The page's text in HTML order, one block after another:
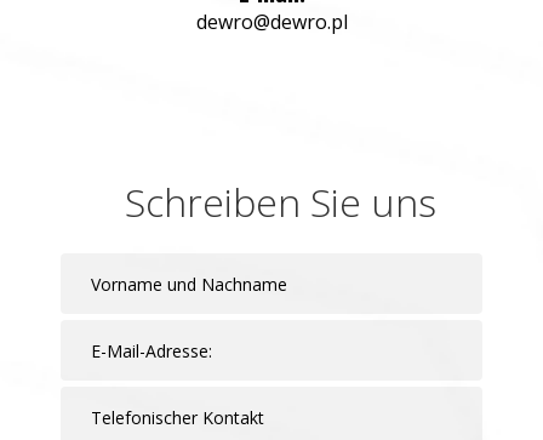
dewro@dewro.pl
Schreiben Sie uns